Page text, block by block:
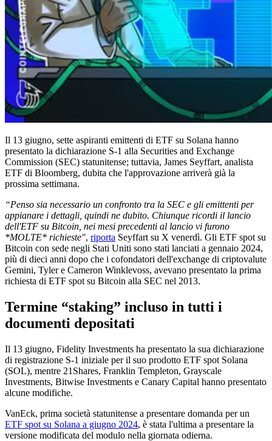
Il 13 giugno, sette aspiranti emittenti di ETF su Solana hanno
presentato la dichiarazione S-1 alla Securities and Exchange
Commission (SEC) statunitense; tuttavia, James Seyffart, analista
ETF di Bloomberg, dubita che l'approvazione arriverà già la
prossima settimana.
“Penso sia necessario un confronto tra la SEC e gli emittenti per
appianare i dettagli, quindi ne dubito. Chiunque ricordi il lancio
dell'ETF su Bitcoin, nei mesi precedenti al lancio vi furono
*MOLTE* richieste", riporta Seyffart su X venerdì. Gli ETF spot su
Bitcoin con sede negli Stati Uniti sono stati lanciati a gennaio 2024,
più di dieci anni dopo che i cofondatori dell'exchange di criptovalute
Gemini, Tyler e Cameron Winklevoss, avevano presentato la prima
richiesta di ETF spot su Bitcoin alla SEC nel 2013.
Termine “staking” incluso in tutti i
documenti depositati
Il 13 giugno, Fidelity Investments ha presentato la sua dichiarazione
di registrazione S-1 iniziale per il suo prodotto ETF spot Solana
(SOL), mentre 21Shares, Franklin Templeton, Grayscale
Investments, Bitwise Investments e Canary Capital hanno presentato
alcune modifiche.
VanEck, prima società statunitense a presentare domanda per un
ETF spot su Solana a giugno 2024, è stata l'ultima a presentare la
versione modificata del modulo nella giornata odierna.